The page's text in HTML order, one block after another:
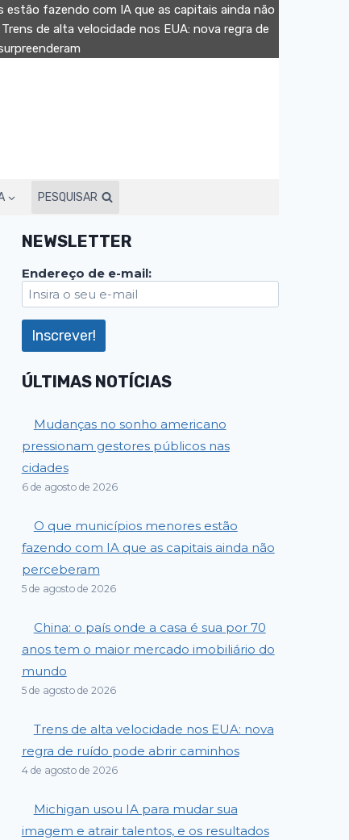
estão fazendo com IA que as capitais ainda não
Trens de alta velocidade nos EUA: nova regra de
PESQUISAR
NEWSLETTER
Endereço de e-mail:
ÚLTIMAS NOTÍCIAS
Mudanças no sonho americano
pressionam gestores públicos nas
cidades
6 de agosto de 2026
O que municípios menores estão
fazendo com IA que as capitais ainda não
perceberam
5 de agosto de 2026
China: o país onde a casa é sua por 70
anos tem o maior mercado imobiliário do
mundo
5 de agosto de 2026
Trens de alta velocidade nos EUA: nova
regra de ruído pode abrir caminhos
4 de agosto de 2026
Michigan usou IA para mudar sua
imagem e atrair talentos, e os resultados